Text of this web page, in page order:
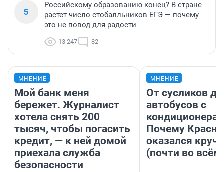
5
Российскому образованию конец? В стране
растет число стобалльников ЕГЭ — почему
это не повод для радости
13 247 82
МНЕНИЕ
Мой банк меня
бережет. Журналист
хотела снять 200
тысяч, чтобы погасить
кредит, — к ней домой
приехала служба
безопасности
МНЕНИЕ
От сусликов до
автобусов с
Почему
оказался
(почти во